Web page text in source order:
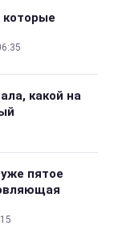
которые
какой на
пятое